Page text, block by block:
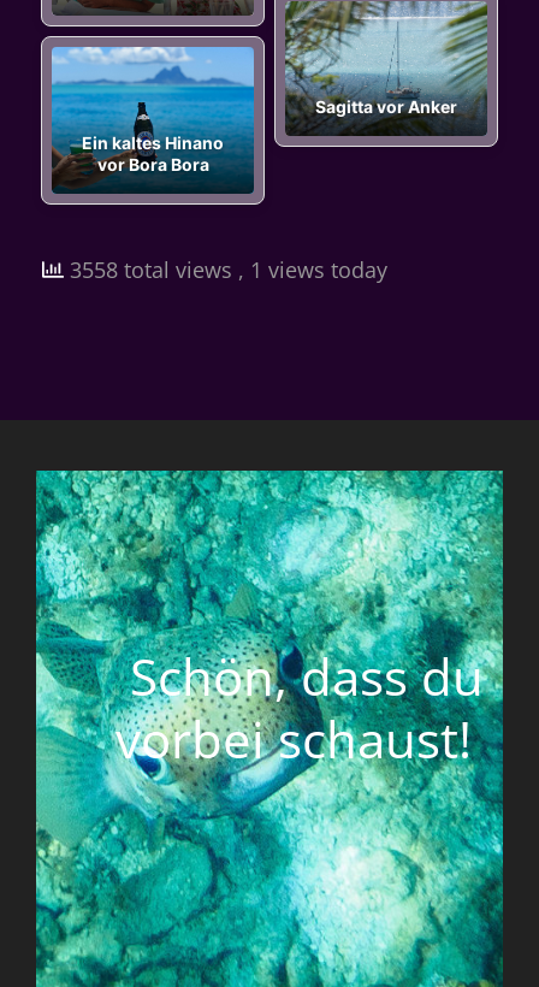
Sagitta vor Anker
Ein kaltes Hinano
vor Bora Bora
3558 total views , 1 views today
Schön, dass du
vorbei schaust!